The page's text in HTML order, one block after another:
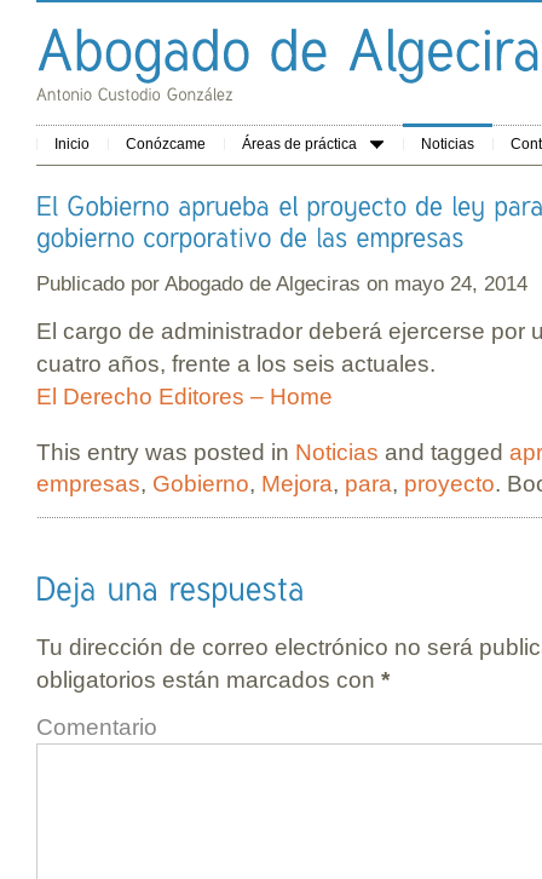
Inicio Conózcame Áreas de práctica Noticias
Publicado por Abogado de Algeciras on mayo 24,
El cargo de administrador deberá ejercerse por
cuatro años, frente a los seis actuales.
El Derecho Editores – Home
This entry was posted in Noticias and tagged
empresas, Gobierno, Mejora, para, proyecto.
Tu dirección de correo electrónico no será
obligatorios están marcados con *
Comentario